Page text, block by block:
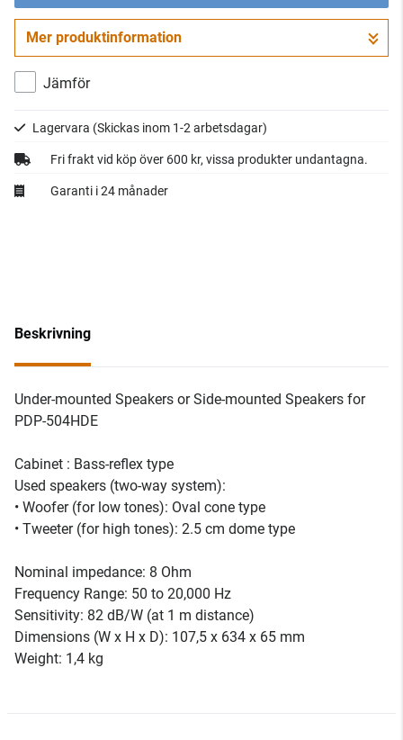
Gå till kassan
Mer produktinformation
Jämför
Lagervara (Skickas inom 1-2 arbetsdagar)
Fri frakt vid köp över 600 kr, vissa produkter undantagna.
Garanti i 24 månader
Beskrivning
Under-mounted Speakers or Side-mounted Speakers for
PDP-504HDE
Cabinet : Bass-reflex type
Used speakers (two-way system):
• Woofer (for low tones): Oval cone type
• Tweeter (for high tones): 2.5 cm dome type
Nominal impedance: 8 Ohm
Frequency Range: 50 to 20,000 Hz
Sensitivity: 82 dB/W (at 1 m distance)
Dimensions (W x H x D): 107,5 x 634 x 65 mm
Weight: 1,4 kg